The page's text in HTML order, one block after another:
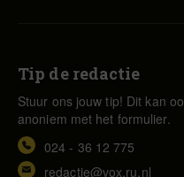
Tip de redactie
Stuur ons jouw tip! Dit kan
anoniem met het formulier.
024 - 36 12 775
redactie@vox.ru.nl